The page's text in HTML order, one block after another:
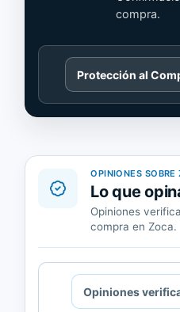
compra.
Cargando
contenido
de
Protección al
OPINIONES SOBRE
Lo que
Opiniones
compra en Zoca.
Cargando
contenido
Opiniones